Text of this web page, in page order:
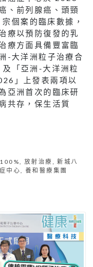
、前列腺癌、頭頸
個案的臨床數據，
療以預防復發的乳
療方面具備豐富臨
-大洋洲粒子治療合
「亞洲-大洋洲粒
」上發表兩項以
亞洲首次的臨床研
共存，保生活質
, 放射治療 ,新城八
中心, 養和醫療集團